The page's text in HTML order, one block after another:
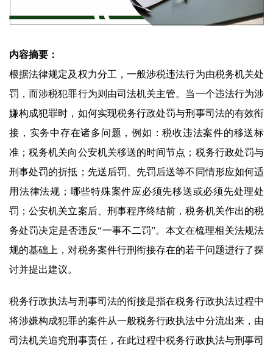
内容摘要：
根据法律规定及权力分工，一般涉税违法行为由税务机关处
罚，而涉税犯罪行为则由司法机关主管。当一个违法行为涉
嫌构成犯罪时，如何实现税务行政处罚与刑事司法的有效衔
接，实务中存在诸多问题，例如：税收违法案件的移送标
准；税务机关向公安机关移送的时间节点；税务行政处罚与
刑事处罚的折抵；先送后罚、先罚后送等不同情形应如何适
用法律法规；哪些特殊案件应必须先移送或必须先处理处
罚；公安机关立案后、刑事程序终结前，税务机关作出的税
务处罚决定是否违反“一事不二罚”。本文在梳理相关法规法
规的基础上，对税务案件行刑衔接存在的若干问题进行了探
讨并提出建议。
税务行政执法与刑事司法的衔接是指在税务行政执法过程中
将涉嫌构成犯罪的案件从一般税务行政执法中分流出来，由
司法机关追究刑事责任，在此过程中税务行政执法与刑事司